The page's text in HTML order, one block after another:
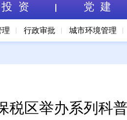
理 行政审批 城市环境管理
投 资 党 建
税区举办系列科